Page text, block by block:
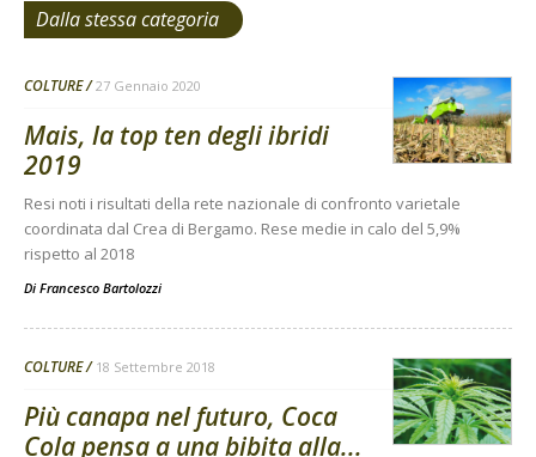
Dalla stessa categoria
COLTURE 27 Gennaio 2020
Mais, la top ten degli ibridi
2019
Resi noti i risultati della rete nazionale di confronto varietale
coordinata dal Crea di Bergamo. Rese medie in calo del 5,9%
rispetto al 2018
Di Francesco Bartolozzi
COLTURE 18 Settembre 2018
Più canapa nel futuro, Coca
Cola pensa a una bibita alla...